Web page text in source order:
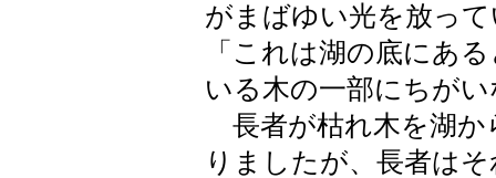
がまばゆい光を放っ
「これは湖の底にあ
いる木の一部にちが
長者が枯れ木を湖か
りましたが、長者は